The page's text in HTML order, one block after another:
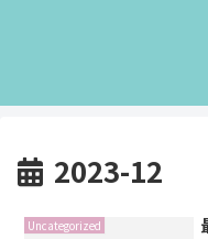
2023-12
Uncategorized